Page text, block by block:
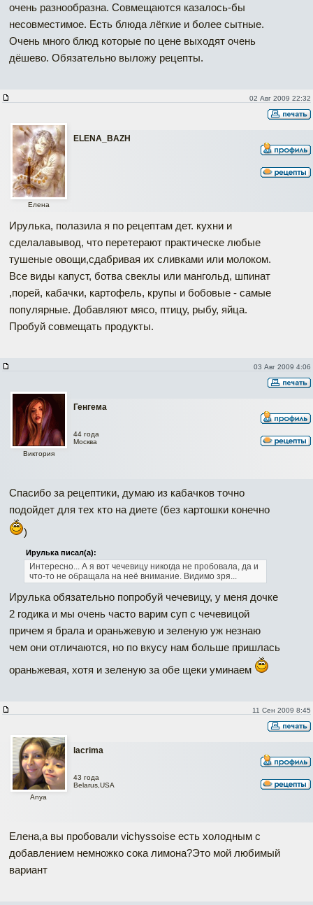
очень разнообразна. Совмещаются казалось-бы
несовместимое. Есть блюда лёгкие и более сытные.
Очень много блюд которые по цене выходят очень
дёшево. Обязательно выложу рецепты.
02 Авг 2009 22:32
ELENA_BAZH
Елена
Ирулька, полазила я по рецептам дет. кухни и
сделалавывод, что перетерают практическе любые
тушеные овощи,сдабривая их сливками или молоком.
Все виды капуст, ботва свеклы или мангольд, шпинат
,порей, кабачки, картофель, крупы и бобовые - самые
популярные. Добавляют мясо, птицу, рыбу, яйца.
Пробуй совмещать продукты.
03 Авг 2009 4:06
Генгема
Виктория
44 года
Москва
Спасибо за рецептики, думаю из кабачков точно
подойдет для тех кто на диете (без картошки конечно
)
Ирулька писал(а):
Интересно... А я вот чечевицу никогда не пробовала, да и
что-то не обращала на неё внимание. Видимо зря...
Ирулька обязательно попробуй чечевицу, у меня дочке
2 годика и мы очень часто варим суп с чечевицой
причем я брала и ораньжевую и зеленую уж незнаю
чем они отличаются, но по вкусу нам больше пришлась
ораньжевая, хотя и зеленую за обе щеки уминаем
11 Сен 2009 8:45
lacrima
Anya
43 года
Belarus,USA
Елена,а вы пробовали vichyssoise есть холодным с
добавлением немножко сока лимона?Это мой любимый
вариант